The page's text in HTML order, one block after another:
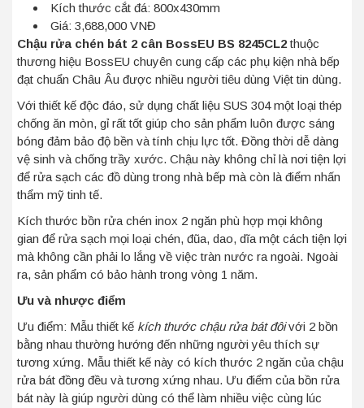
Kích thước cắt đá: 800x430mm
Giá: 3,688,000 VNĐ
Chậu rửa chén bát 2 cân BossEU BS 8245CL2thuộc
thương hiệu BossEU chuyên cung cấp các phụ kiện nhà bếp
đạt chuẩn Châu Âu được nhiều người tiêu dùng Việt tin dùng.
Với thiết kế độc đáo, sử dụng chất liệu SUS 304 một loại thép
chống ăn mòn, gỉ rất tốt giúp cho sản phẩm luôn được sáng
bóng đảm bảo độ bền và tính chịu lực tốt. Đồng thời dễ dàng
vệ sinh và chống trầy xước. Chậu này không chỉ là nơi tiện lợi
để rửa sạch các đồ dùng trong nhà bếp mà còn là điểm nhấn
thẩm mỹ tinh tế.
Kích thước bồn rửa chén inox 2 ngăn phù hợp mọi không
gian để rửa sạch mọi loại chén, đũa, dao, dĩa một cách tiện lợi
mà không cần phải lo lắng về việc tràn nước ra ngoài. Ngoài
ra, sản phẩm có bảo hành trong vòng 1 năm.
Ưu và nhược điểm
Ưu điểm: Mẫu thiết kế kích thước chậu rửa bát đôivới 2 bồn
bằng nhau thường hướng đến những người yêu thích sự
tương xứng. Mẫu thiết kế này có kích thước 2 ngăn của chậu
rửa bát đồng đều và tương xứng nhau. Ưu điểm của bồn rửa
bát này là giúp người dùng có thể làm nhiều việc cùng lúc